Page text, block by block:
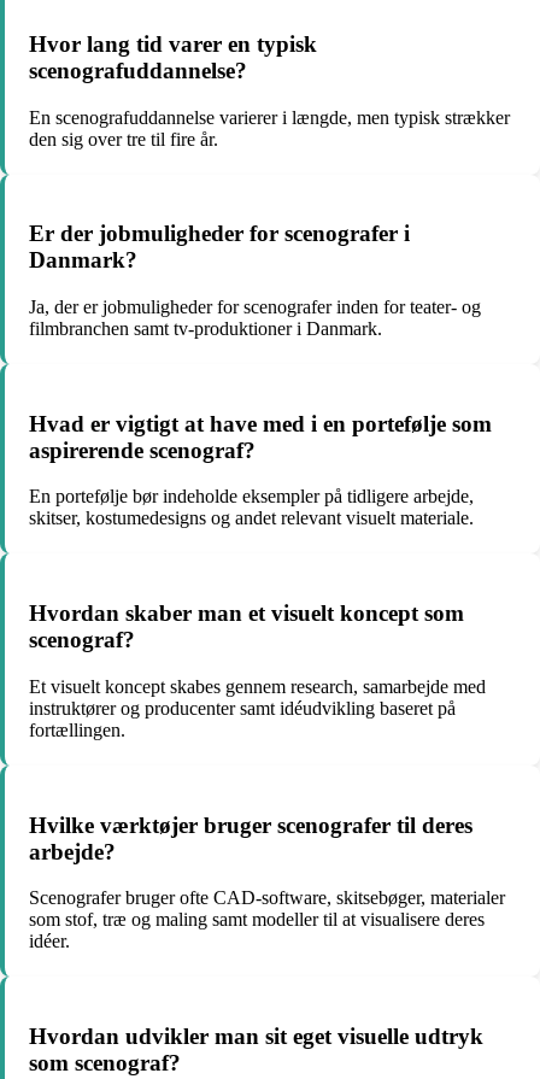
Hvor lang tid varer en typisk
scenografuddannelse?
En scenografuddannelse varierer i længde, men typisk strækker
den sig over tre til fire år.
Er der jobmuligheder for scenografer i
Danmark?
Ja, der er jobmuligheder for scenografer inden for teater- og
filmbranchen samt tv-produktioner i Danmark.
Hvad er vigtigt at have med i en portefølje som
aspirerende scenograf?
En portefølje bør indeholde eksempler på tidligere arbejde,
skitser, kostumedesigns og andet relevant visuelt materiale.
Hvordan skaber man et visuelt koncept som
scenograf?
Et visuelt koncept skabes gennem research, samarbejde med
instruktører og producenter samt idéudvikling baseret på
fortællingen.
Hvilke værktøjer bruger scenografer til deres
arbejde?
Scenografer bruger ofte CAD-software, skitsebøger, materialer
som stof, træ og maling samt modeller til at visualisere deres
idéer.
Hvordan udvikler man sit eget visuelle udtryk
som scenograf?